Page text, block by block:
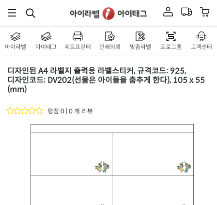
아이라벨 아이태그 제트프린터 인쇄의뢰 맞춤라벨 프로그램 고객센터
디자인된 A4 라벨지 출력용 라벨스티커, 규격코드: 925,
디자인코드: DV202(선물은 아이들을 춤추게 한다), 105 x 55
(mm)
평점 0 | 0 개 리뷰